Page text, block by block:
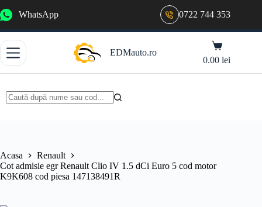
la
WhatsApp 0722 744 353
EDMauto.ro
Coș
de
cumpărături
0.00lei
Acasa
Renault
Cot admisie egr Renault Clio IV 1.5 dCi Euro 5 cod motor
K9K608 cod piesa 147138491R